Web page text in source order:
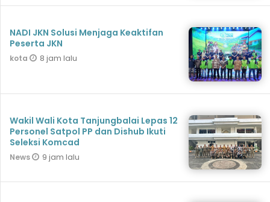
NADI JKN Solusi Menjaga Keaktifan
Peserta JKN
kota 8 jam lalu
Wakil Wali Kota Tanjungbalai Lepas 12
Personel Satpol PP dan Dishub Ikuti
Seleksi Komcad
News 9 jam lalu